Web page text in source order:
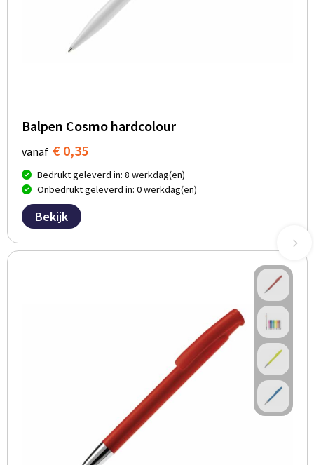
Balpen Cosmo hardcolour
vanaf € 0,35
Bedrukt geleverd in: 8 werkdag(en)
Onbedrukt geleverd in: 0 werkdag(en)
Bekijk